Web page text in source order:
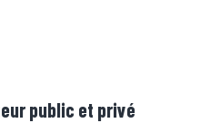
public et privé